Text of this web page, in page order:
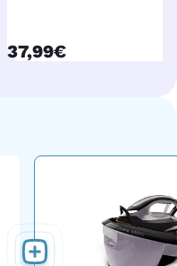
currentPrice
37,99€